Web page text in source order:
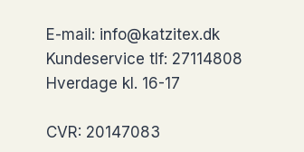
E-mail: info@katzitex.dk
Kundeservice tlf: 27114808
Hverdage kl. 16-17
CVR: 20147083